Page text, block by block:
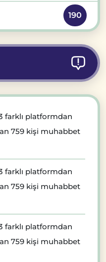
190
farklı platformdan
759 kişi muhabbet
farklı platformdan
759 kişi muhabbet
farklı platformdan
759 kişi muhabbet